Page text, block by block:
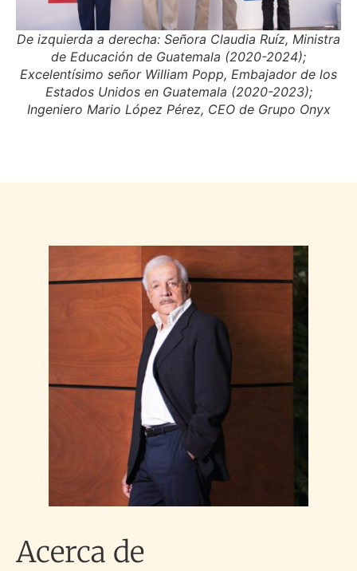
De izquierda a derecha: Señora Claudia Ruíz, Ministra
de Educación de Guatemala (2020-2024);
Excelentísimo señor William Popp, Embajador de los
Estados Unidos en Guatemala (2020-2023);
Ingeniero Mario López Pérez, CEO de Grupo Onyx
Acerca de